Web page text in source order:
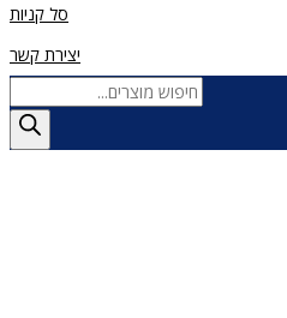
סל קניות
יצירת קשר
Products